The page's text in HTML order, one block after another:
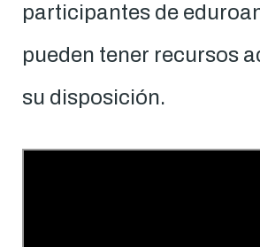
participantes de
pueden tener recursos
su disposición.